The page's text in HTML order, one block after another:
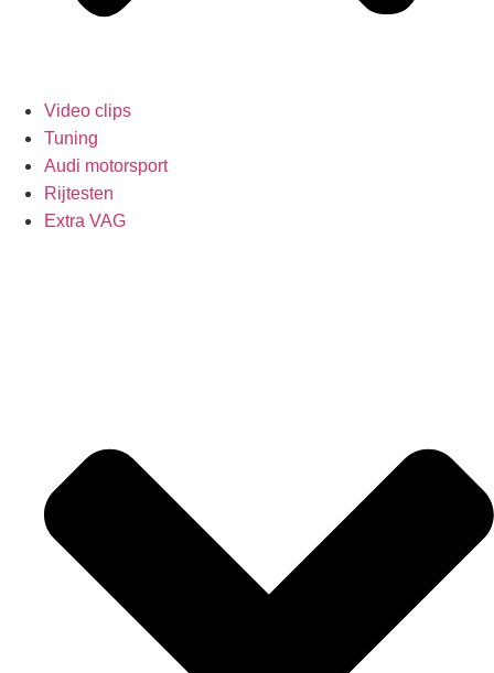
Video clips
Tuning
Audi motorsport
Rijtesten
Extra VAG